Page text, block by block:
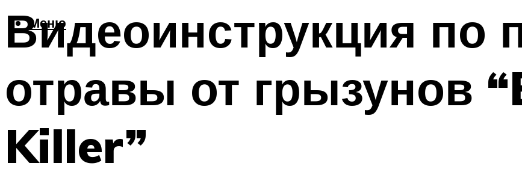
Меню
Видеоинструкция по
отравы от грызунов
Killer”